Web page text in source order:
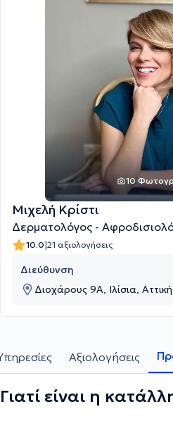
10
Μιχελή Κρίστι
Δερματολόγος -
10.0|21 αξιολογήσεις
Διεύθυνση
Διοχάρους 9Α, Ιλίσια, Αττική
Αξιολογήσεις
Γιατί είναι η